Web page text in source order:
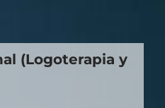
(Logoterapia y